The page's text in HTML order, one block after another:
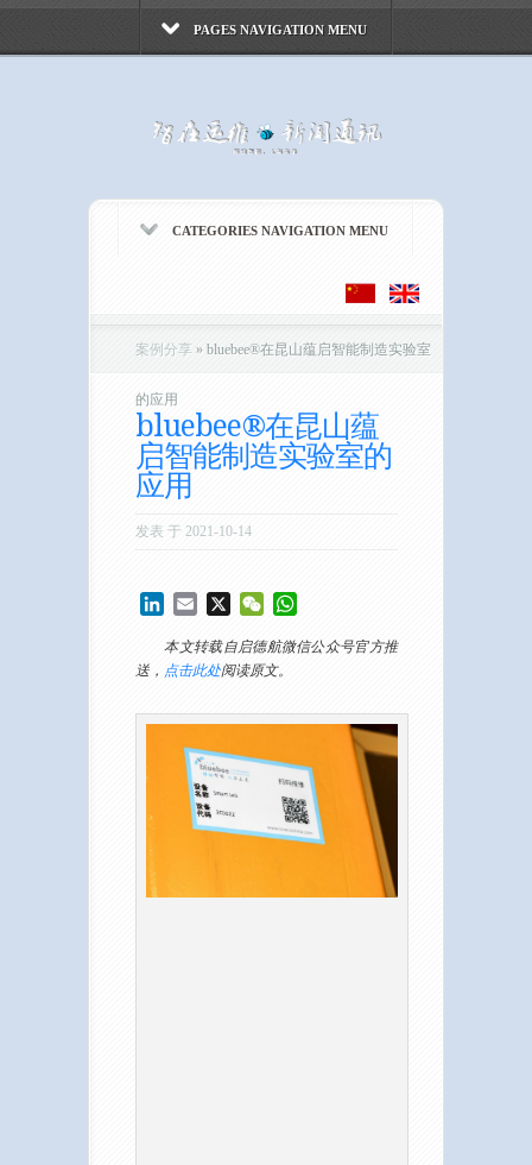
PAGES NAVIGATION MENU
CATEGORIES NAVIGATION MENU
案例分享 » bluebee®在昆山蕴启智能制造实验室
的应用
bluebee®在昆山蕴
启智能制造实验室的
应用
发表 于 2021-10-14
LinkedIn
Email X WeChat
本文转载自启德航微信公众号官方推
送， 点击此处阅读原文。